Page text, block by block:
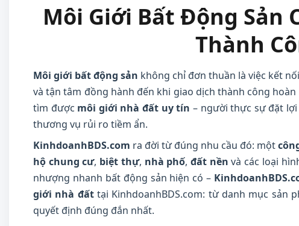
Môi Giới Bất Động Sản
Thành
Môi giới bất động sản không chỉ đơn thuần là việc kết
và tận tâm đồng hành đến khi giao dịch thành công
tìm được môi giới nhà đất uy tín – người thực sự đặt
thương vụ rủi ro tiềm ẩn.
KinhdoanhBDS.com ra đời từ đúng nhu cầu đó: một
hộ chung cư, biệt thự, nhà phố,đất nền và các loại
nhượng nhanh bất động sản hiện có –
giới nhà đấttại KinhdoanhBDS.com: từ danh mục sản
quyết định đúng đắn nhất.